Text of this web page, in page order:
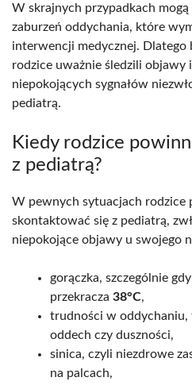
W skrajnych przypadkach
zaburzeń oddychania, które
interwencji medycznej. Dlatego
rodzice uważnie śledzili objawy
niepokojących sygnałów
pediatrą.
Kiedy rodzice
z pediatrą?
W pewnych sytuacjach rodzice
skontaktować się z pediatrą,
niepokojące objawy u swojego
gorączka, szczególnie
przekracza 38°C,
trudności w oddychaniu,
oddech czy duszności,
sinica, czyli niezdrowe
na palcach,